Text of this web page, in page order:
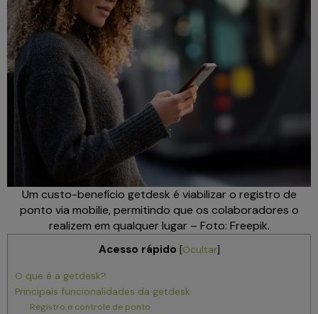
Um custo-benefício getdesk é viabilizar o registro de
ponto via mobilie, permitindo que os colaboradores o
realizem em qualquer lugar – Foto: Freepik.
Acesso rápido [Ocultar]
O que é a getdesk?
Principais funcionalidades da getdesk
Registro e controle de ponto